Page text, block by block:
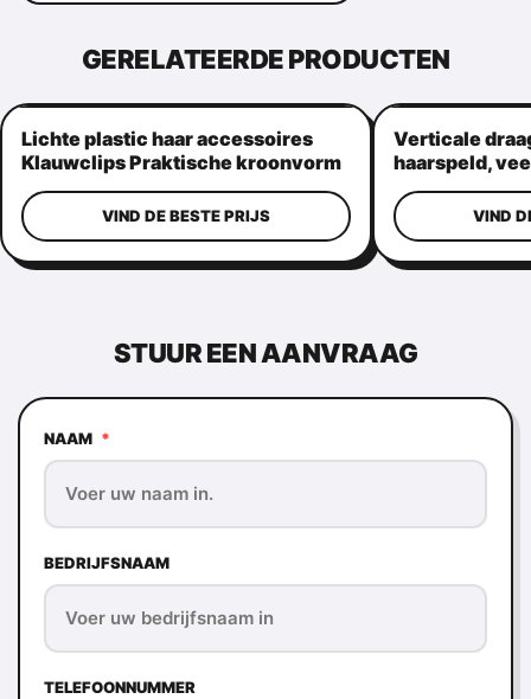
GERELATEERDE PRODUCTEN
Lichte plastic haar accessoires
Klauwclips Praktische kroonvorm
VIND DE BESTE PRIJS
Verticale
haarspeld,
haargrepen
VIND
STUUR EEN AANVRAAG
NAAM *
BEDRIJFSNAAM
TELEFOONNUMMER